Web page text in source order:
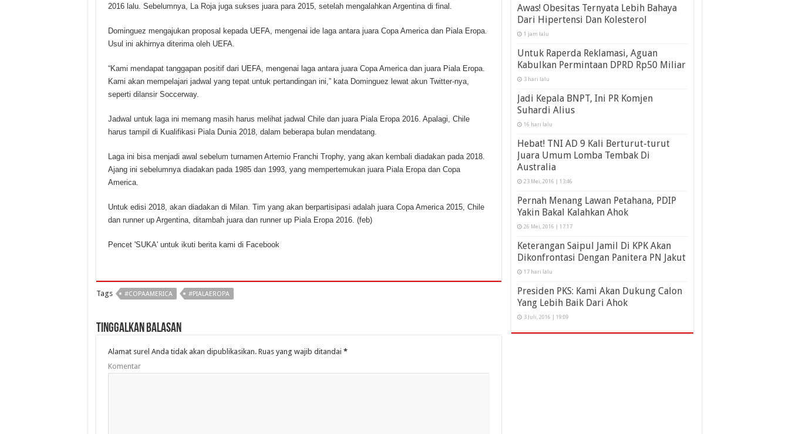
2016 lalu. Sebelumnya, La Roja juga sukses juara para 2015, setelah mengalahkan Argentina di final.
Dominguez mengajukan proposal kepada UEFA, mengenai ide laga antara juara Copa America dan Piala Eropa.
Usul ini akhirnya diterima oleh UEFA.
“Kami mendapat tanggapan positif dari UEFA, mengenai laga antara juara Copa America dan juara Piala Eropa.
Kami akan mempelajari jadwal yang tepat untuk pertandingan ini,” kata Dominguez lewat akun Twitter-nya,
seperti dilansir Soccerway.
Jadwal untuk laga ini memang masih harus melihat jadwal Chile dan juara Piala Eropa 2016. Apalagi, Chile
harus tampil di Kualifikasi Piala Dunia 2018, dalam beberapa bulan mendatang.
Laga ini bisa menjadi awal sebelum turnamen Artemio Franchi Trophy, yang akan kembali diadakan pada 2018.
Ajang ini sebelumnya diadakan pada 1985 dan 1993, yang mempertemukan juara Piala Eropa dan Copa
America.
Untuk edisi 2018, akan diadakan di Milan. Tim yang akan berpartisipasi adalah juara Copa America 2015, Chile
dan runner up Argentina, ditambah juara dan runner up Piala Eropa 2016. (feb)
Pencet 'SUKA' untuk ikuti berita kami di Facebook
Tags #COPAAMERICA #PIALAEROPA
Tinggalkan Balasan
Alamat surel Anda tidak akan dipublikasikan.Ruas yang wajib ditandai *
Komentar
Awas! Obesitas Ternyata Lebih Bahaya
Dari Hipertensi Dan Kolesterol
1 jam lalu
Untuk Raperda Reklamasi, Aguan
Kabulkan Permintaan DPRD Rp50 Miliar
3 hari lalu
Jadi Kepala BNPT, Ini PR Komjen
Suhardi Alius
16 hari lalu
Hebat! TNI AD 9 Kali Berturut-turut
Juara Umum Lomba Tembak Di
Australia
23 Mei, 2016 | 13:46
Pernah Menang Lawan Petahana, PDIP
Yakin Bakal Kalahkan Ahok
26 Mei, 2016 | 17:17
Keterangan Saipul Jamil Di KPK Akan
Dikonfrontasi Dengan Panitera PN Jakut
17 hari lalu
Presiden PKS: Kami Akan Dukung Calon
Yang Lebih Baik Dari Ahok
3 Juli, 2016 | 19:09